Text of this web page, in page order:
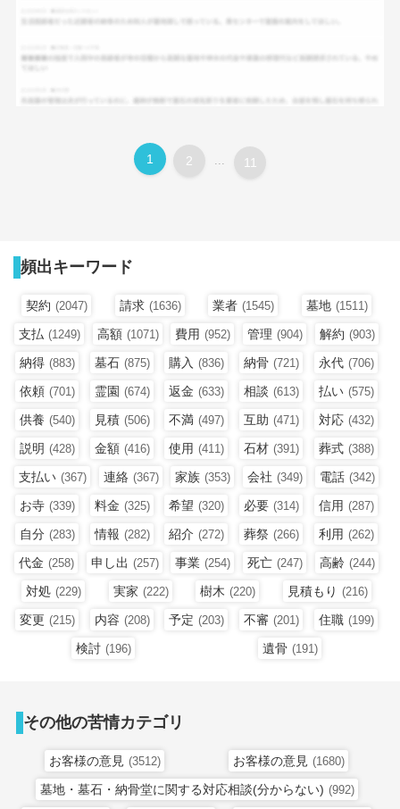
1 2 ... 11
頻出キーワード
契約 (2047) 請求 (1636) 業者 (1545) 墓地 (1511)
支払 (1249) 高額 (1071) 費用 (952) 管理 (904) 解約 (903)
納得 (883) 墓石 (875) 購入 (836) 納骨 (721) 永代 (706)
依頼 (701) 霊園 (674) 返金 (633) 相談 (613) 払い (575)
供養 (540) 見積 (506) 不満 (497) 互助 (471) 対応 (432)
説明 (428) 金額 (416) 使用 (411) 石材 (391) 葬式 (388)
支払い (367) 連絡 (367) 家族 (353) 会社 (349) 電話 (342)
お寺 (339) 料金 (325) 希望 (320) 必要 (314) 信用 (287)
自分 (283) 情報 (282) 紹介 (272) 葬祭 (266) 利用 (262)
代金 (258) 申し出 (257) 事業 (254) 死亡 (247) 高齢 (244)
対処 (229) 実家 (222) 樹木 (220) 見積もり (216)
変更 (215) 内容 (208) 予定 (203) 不審 (201) 住職 (199)
検討 (196) 遺骨 (191)
その他の苦情カテゴリ
お客様の意見 (3512) お客様の意見 (1680)
墓地・墓石・納骨堂に関する対応相談(分からない) (992)